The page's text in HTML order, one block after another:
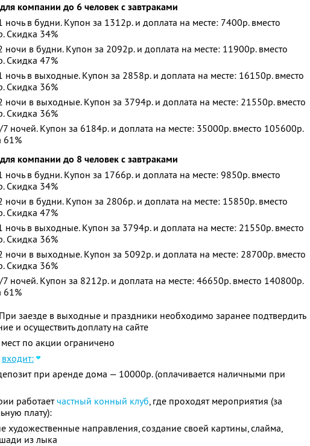
компании до 6 человек с завтраками
ночь в будни. Купон за 1312р. и доплата на месте: 7400р. вместо
Скидка 34%
ночи в будни. Купон за 2092р. и доплата на месте: 11900р. вместо
Скидка 47%
ночь в выходные. Купон за 2858р. и доплата на месте: 16150р. вместо
Скидка 36%
ночи в выходные. Купон за 3794р. и доплата на месте: 21550р. вместо
Скидка 36%
ночей. Купон за 6184р. и доплата на месте: 35000р. вместо 105600р.
61%
компании до 8 человек с завтраками
ночь в будни. Купон за 1766р. и доплата на месте: 9850р. вместо
Скидка 34%
ночи в будни. Купон за 2806р. и доплата на месте: 15850р. вместо
Скидка 47%
ночь в выходные. Купон за 3794р. и доплата на месте: 21550р. вместо
Скидка 36%
ночи в выходные. Купон за 5092р. и доплата на месте: 28700р. вместо
Скидка 36%
ночей. Купон за 8212р. и доплата на месте: 46650р. вместо 140800р.
61%
При заезде в выходные и праздники необходимо заранее подтвердить
и осуществить доплату на сайте
по акции ограничено
входит:
при аренде дома — 10000р. (оплачивается наличными при
работаетчастный конный клуб, где проходят мероприятия (за
плату):
художественные направления, создание своей картины, слайма,
из лыка